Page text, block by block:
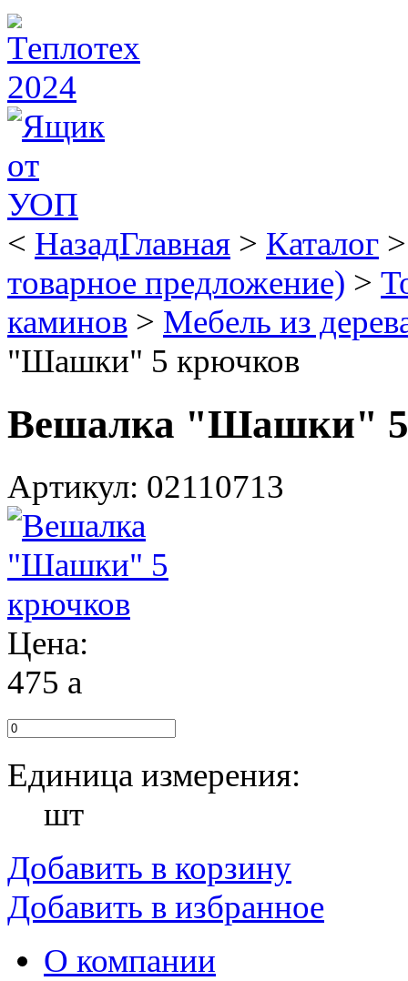
< НазадГлавная > Каталог
товарное предложение) >
каминов > Мебель из
"Шашки" 5 крючков
Вешалка "Шашки" 5
Артикул: 02110713
Цена:
475 a
Единица измерения:
шт
Добавить в корзину
Добавить в избранное
О компании